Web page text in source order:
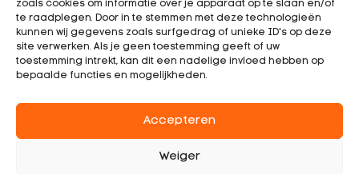
zoals cookies om informatie over je apparaat op te slaan en/of
te raadplegen. Door in te stemmen met deze technologieën
kunnen wij gegevens zoals surfgedrag of unieke ID's op deze
site verwerken. Als je geen toestemming geeft of uw
toestemming intrekt, kan dit een nadelige invloed hebben op
bepaalde functies en mogelijkheden.
Accepteren
Weiger